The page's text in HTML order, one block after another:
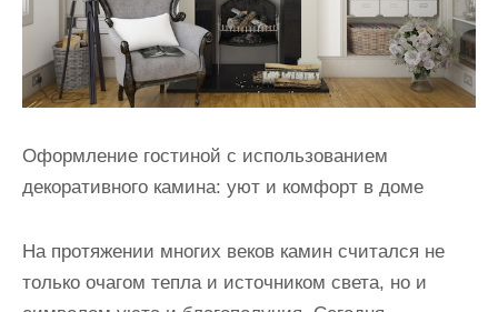
Оформление гостиной с использованием
декоративного камина: уют и комфорт в доме
На протяжении многих веков камин считался не
только очагом тепла и источником света, но и